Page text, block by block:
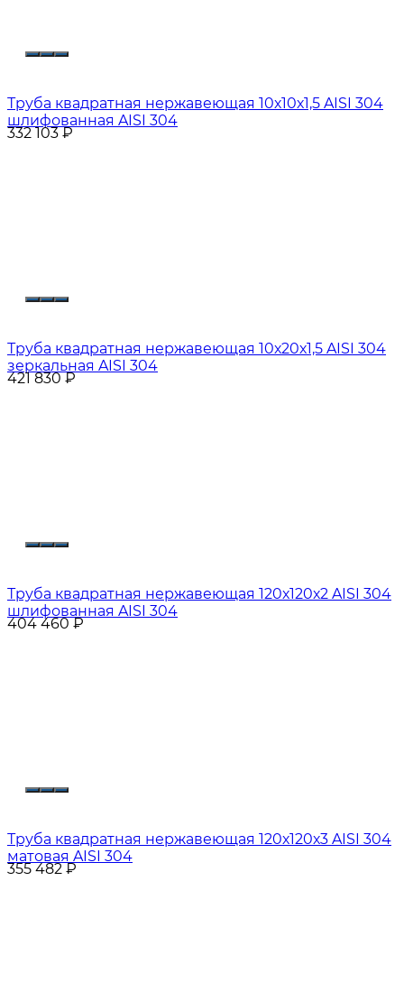
Труба квадратная нержавеющая 10х10х1,5 AISI 304
шлифованная AISI 304
332 103 ₽
Труба квадратная нержавеющая 10х20х1,5 AISI 304
зеркальная AISI 304
421 830 ₽
Труба квадратная нержавеющая 120х120х2 AISI 304
шлифованная AISI 304
404 460 ₽
Труба квадратная нержавеющая 120х120х3 AISI 304
матовая AISI 304
355 482 ₽